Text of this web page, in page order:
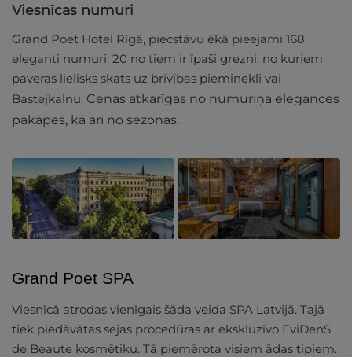
Viesnīcas numuri
Grand Poet Hotel Rīgā, piecstāvu ēkā pieejami 168
eleganti numuri. 20 no tiem ir īpaši grezni, no kuriem
paveras lielisks skats uz brīvības pieminekli vai
Bastejkalnu. Cenas atkarīgas no numuriņa elegances
pakāpes, kā arī no sezonas.
Grand Poet SPA
Viesnīcā atrodas vienīgais šāda veida SPA Latvijā. Tajā
tiek piedāvātas sejas procedūras ar ekskluzīvo EviDenS
de Beaute kosmētiku. Tā piemērota visiem ādas tipiem.